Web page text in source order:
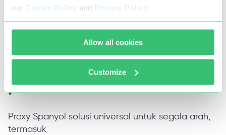
our Cookie Policy and Privacy Policy
Allow all cookies
Customize
Meliputi tugas bisnis apa
pun
Proxy Spanyol solusi universal untuk segala arah,
termasuk